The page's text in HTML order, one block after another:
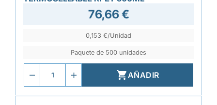
76,66 €
0,153 €/Unidad
Paquete de 500 unidades
AÑADIR